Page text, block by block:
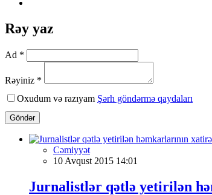
Rəy yaz
Ad *
Rəyiniz *
Oxudum və razıyam Şərh göndərmə qaydaları
Göndər
Cəmiyyət
10 Avqust 2015 14:01
Jurnalistlər qətlə yetirilən